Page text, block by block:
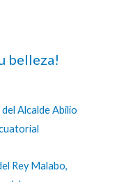
belleza!
del Alcalde Abilio
Rey Malabo,